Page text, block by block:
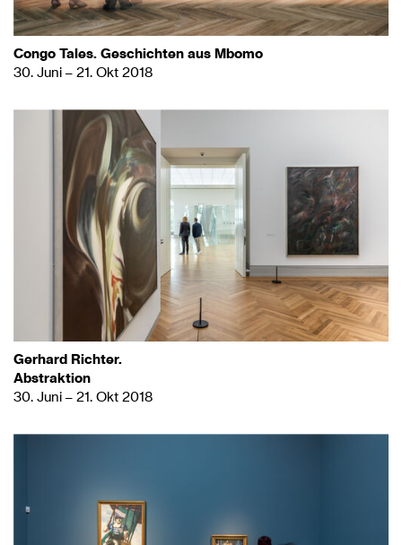
Congo Tales. Geschichten aus Mbomo
30. Juni – 21. Okt 2018
Gerhard Richter.
Abstraktion
30. Juni – 21. Okt 2018